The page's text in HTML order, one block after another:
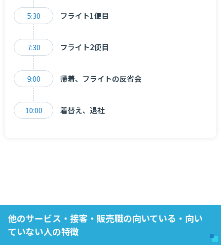
5:30 フライト1便目
7:30 フライト2便目
9:00 帰着、フライトの反省会
10:00 着替え、退社
他のサービス・接客・販売職の向いている・向い
ていない人の特徴